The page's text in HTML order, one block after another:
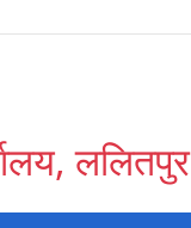
ललितपुर